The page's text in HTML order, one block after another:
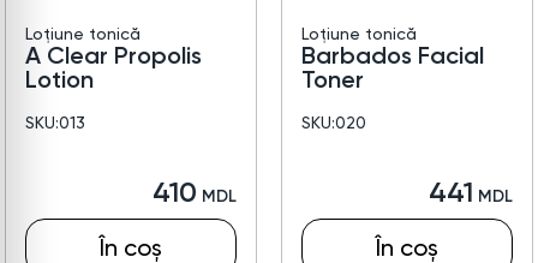
Loțiune tonică
A Clear Propolis
Lotion
SKU:013
410
În coș
Loțiune tonică
Barbados Facial
Toner
SKU:020
441
În coș